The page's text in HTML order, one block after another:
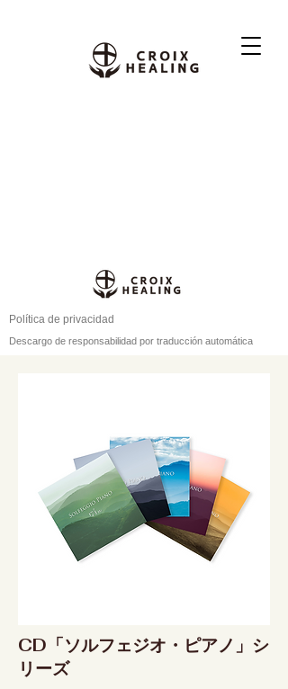
Política de privacidad
Descargo de responsabilidad por traducción automática
CD「ソルフェジオ・ピアノ」シ
リーズ